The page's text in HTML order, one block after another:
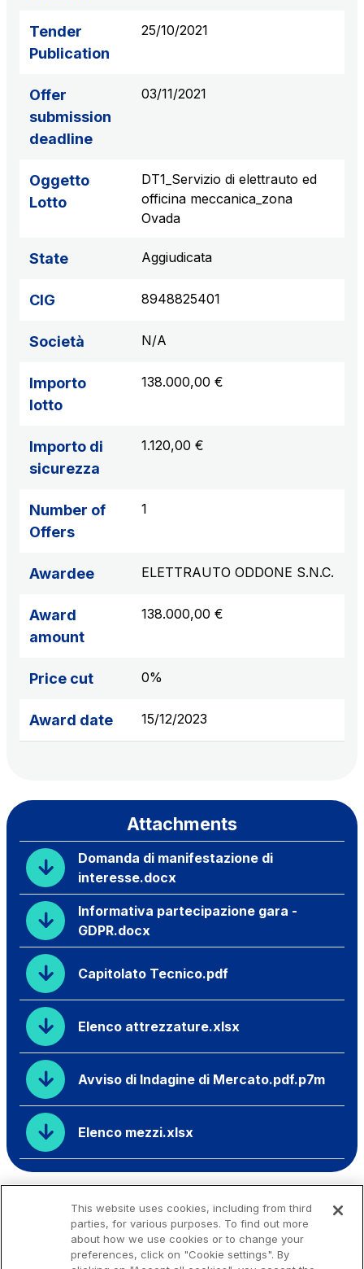
Tender
Publication
25/10/2021
Offer
submission
deadline
03/11/2021
Oggetto
Lotto
DT1_Servizio di elettrauto ed
officina meccanica_zona
Ovada
State Aggiudicata
CIG 8948825401
Società N/A
Importo
lotto
138.000,00 €
Importo di
sicurezza
1.120,00 €
Number of
Offers
1
Awardee ELETTRAUTO ODDONE S.N.C.
Award
amount
138.000,00 €
Price cut 0%
Award date 15/12/2023
Attachments
Domanda di manifestazione di
interesse.docx
Informativa partecipazione gara -
GDPR.docx
Capitolato Tecnico.pdf
Elenco attrezzature.xlsx
Avviso di Indagine di Mercato.pdf.p7m
Elenco mezzi.xlsx
This website uses cookies, including from third
parties, for various purposes. To find out more
about how we use cookies or to change your
preferences, click on "Cookie settings". By